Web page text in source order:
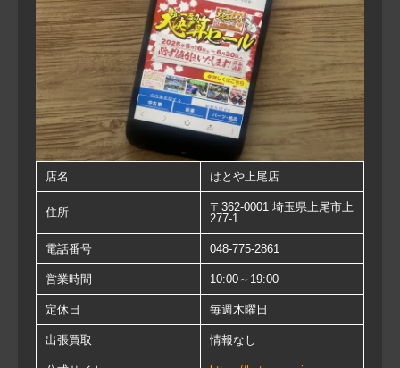
店名 はとや上尾店
住所
〒362-0001 埼玉県上尾市上
277-1
電話番号 048-775-2861
営業時間 10:00～19:00
定休日 毎週木曜日
出張買取 情報なし